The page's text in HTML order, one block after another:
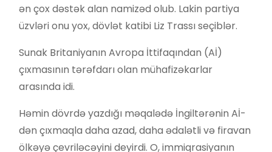
ən çox dəstək alan namizəd olub. Lakin partiya
üzvləri onu yox, dövlət katibi Liz Trassı seçiblər.
Sunak Britaniyanın Avropa İttifaqından (Aİ)
çıxmasının tərəfdarı olan mühafizəkarlar
arasında idi.
Həmin dövrdə yazdığı məqalədə İngiltərənin Aİ-
dən çıxmaqla daha azad, daha ədalətli və firavan
ölkəyə çevriləcəyini deyirdi. O, immiqrasiyanın